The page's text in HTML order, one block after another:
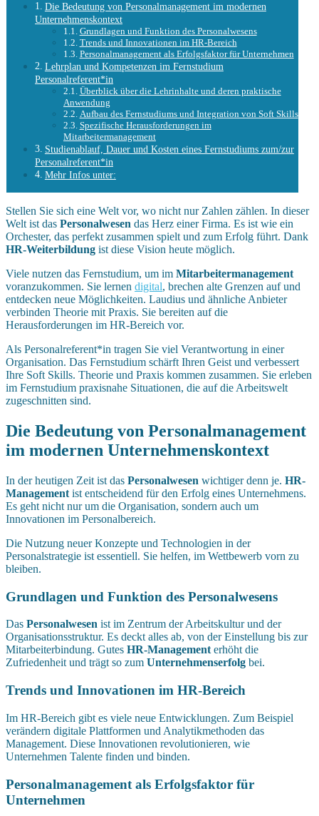
Die Bedeutung von Personalmanagement im modernen
Unternehmenskontext
Grundlagen und Funktion des Personalwesens
Trends und Innovationen im HR-Bereich
Personalmanagement als Erfolgsfaktor für Unternehmen
Lehrplan und Kompetenzen im Fernstudium
Personalreferent*in
Überblick über die Lehrinhalte und deren praktische
Anwendung
Aufbau des Fernstudiums und Integration von Soft Skills
Spezifische Herausforderungen im
Mitarbeitermanagement
Studienablauf, Dauer und Kosten eines Fernstudiums zum/zur
Personalreferent*in
Mehr Infos unter:
Stellen Sie sich eine Welt vor, wo nicht nur Zahlen zählen. In dieser
Welt ist das Personalwesen das Herz einer Firma. Es ist wie ein
Orchester, das perfekt zusammen spielt und zum Erfolg führt. Dank
HR-Weiterbildung ist diese Vision heute möglich.
Viele nutzen das Fernstudium, um im Mitarbeitermanagement
voranzukommen. Sie lernen digital, brechen alte Grenzen auf und
entdecken neue Möglichkeiten. Laudius und ähnliche Anbieter
verbinden Theorie mit Praxis. Sie bereiten auf die
Herausforderungen im HR-Bereich vor.
Als Personalreferent*in tragen Sie viel Verantwortung in einer
Organisation. Das Fernstudium schärft Ihren Geist und verbessert
Ihre Soft Skills. Theorie und Praxis kommen zusammen. Sie erleben
im Fernstudium praxisnahe Situationen, die auf die Arbeitswelt
zugeschnitten sind.
Die Bedeutung von Personalmanagement
im modernen Unternehmenskontext
In der heutigen Zeit ist das Personalwesen wichtiger denn je. HR-
Management ist entscheidend für den Erfolg eines Unternehmens.
Es geht nicht nur um die Organisation, sondern auch um
Innovationen im Personalbereich.
Die Nutzung neuer Konzepte und Technologien in der
Personalstrategie ist essentiell. Sie helfen, im Wettbewerb vorn zu
bleiben.
Grundlagen und Funktion des Personalwesens
Das Personalwesen ist im Zentrum der Arbeitskultur und der
Organisationsstruktur. Es deckt alles ab, von der Einstellung bis zur
Mitarbeiterbindung. Gutes HR-Managementerhöht die
Zufriedenheit und trägt so zum Unternehmenserfolg bei.
Trends und Innovationen im HR-Bereich
Im HR-Bereich gibt es viele neue Entwicklungen. Zum Beispiel
verändern digitale Plattformen und Analytikmethoden das
Management. Diese Innovationen revolutionieren, wie
Unternehmen Talente finden und binden.
Personalmanagement als Erfolgsfaktor für
Unternehmen